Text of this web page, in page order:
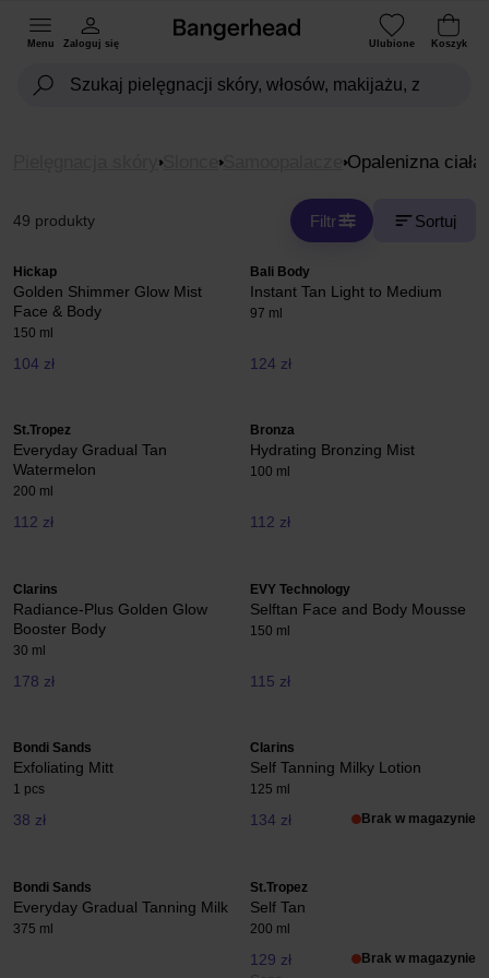
Menu Zaloguj się Ulubione Koszyk
Slonce Samoopalacze Opalenizna ciała
49 produkty Filtr Sortuj
Hickap
Golden Shimmer Glow Mist
Face & Body
150 ml
104 zł
Bali Body
Instant Tan Light to Medium
97 ml
124 zł
St.Tropez
Everyday Gradual Tan
Watermelon
200 ml
112 zł
Bronza
Hydrating Bronzing Mist
100 ml
112 zł
Clarins
Radiance-Plus Golden Glow
Booster Body
30 ml
178 zł
EVY Technology
Selftan Face and Body Mousse
150 ml
115 zł
Bondi Sands
Exfoliating Mitt
1 pcs
38 zł
Clarins
Self Tanning Milky Lotion
125 ml
134 zł Brak w magazynie
Bondi Sands
Everyday Gradual Tanning Milk
375 ml
St.Tropez
Self Tan
200 ml
129 zł Brak w magazynie